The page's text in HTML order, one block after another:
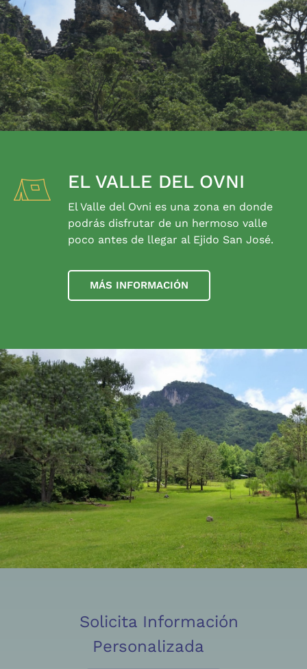
EL VALLE DEL OVNI
El Valle del Ovni es una zona en donde
podrás disfrutar de un hermoso valle
poco antes de llegar al Ejido San José.
MÁS INFORMACIÓN
Solicita Información
Personalizada